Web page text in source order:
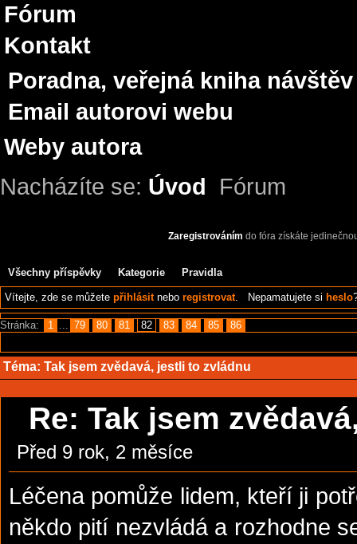
Fórum
Kontakt
Poradna, veřejná kniha návštěv
Email autorovi webu
Weby autora
Nacházíte se: Úvod Fórum
Zaregistrováním do fóra získáte
Všechny příspěvky Kategorie Pravidla
Vítejte, zde se můžete přihlásitnebo registrovat. Nepamatujete si heslo
Stránka: 1 ... 79 80 81 82 83 84 85 86
Téma: Tak jsem zvědavá, jestli to zvládnu
Re: Tak jsem
Před 9 rok, 2 měsíce
Léčena pomůže lidem, kteří ji
někdo pití nezvládá a rozhodne